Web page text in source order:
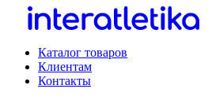
Каталог товаров
Клиентам
Контакты